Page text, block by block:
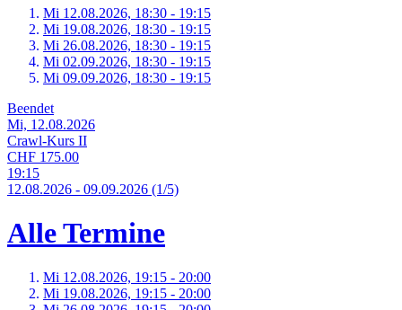
Mi 12.08.2026, 18:30 - 19:15
Mi 19.08.2026, 18:30 - 19:15
Mi 26.08.2026, 18:30 - 19:15
Mi 02.09.2026, 18:30 - 19:15
Mi 09.09.2026, 18:30 - 19:15
Beendet
Mi, 12.08.2026
Crawl-Kurs II
CHF 175.00
19:15
12.08.2026 - 09.09.2026 (1/5)
Alle Termine
Mi 12.08.2026, 19:15 - 20:00
Mi 19.08.2026, 19:15 - 20:00